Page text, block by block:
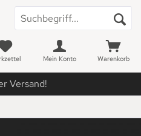
Versand!
Warenkorb
Mein Konto